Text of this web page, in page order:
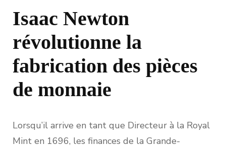
Isaac Newton
révolutionne la
fabrication des pièces
de monnaie
Lorsqu’il arrive en tant que Directeur à la Royal
Mint en 1696, les finances de la Grande-